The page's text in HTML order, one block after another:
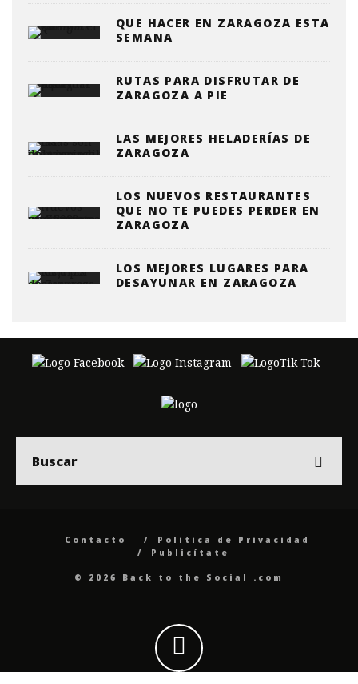
QUE HACER EN ZARAGOZA ESTA
SEMANA
RUTAS PARA DISFRUTAR DE
ZARAGOZA A PIE
LAS MEJORES HELADERÍAS DE
ZARAGOZA
LOS NUEVOS RESTAURANTES
QUE NO TE PUEDES PERDER EN
ZARAGOZA
LOS MEJORES LUGARES PARA
DESAYUNAR EN ZARAGOZA
Contacto
Politica de Privacidad
Publicítate
© 2026 Back to the Social .com